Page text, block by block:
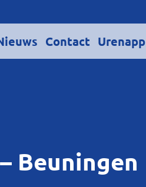
Contact Urenapp
Beuningen